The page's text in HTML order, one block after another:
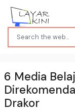
6 Media
Drakor